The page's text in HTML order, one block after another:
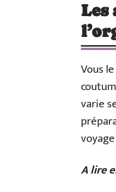
Les
Vous
varie
A lire